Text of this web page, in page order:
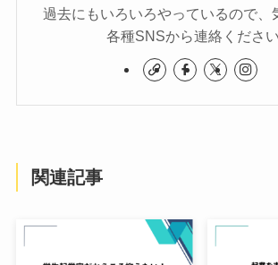
過去にもいろいろやっているので、
各種SNSから連絡ください
関連記事